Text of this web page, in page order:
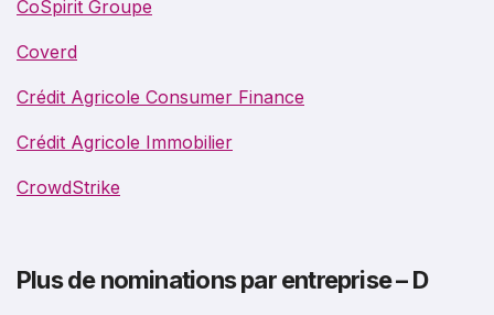
CoSpirit Groupe
Coverd
Crédit Agricole Consumer Finance
Crédit Agricole Immobilier
CrowdStrike
Plus de nominations par entreprise – D